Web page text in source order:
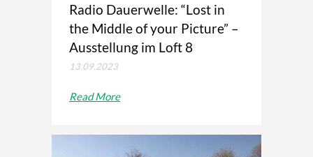
Radio Dauerwelle: “Lost in
the Middle of your Picture” –
Ausstellung im Loft 8
13.09.2023
Read More